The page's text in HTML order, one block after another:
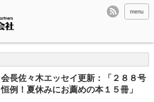
menu
会長佐々木エッセイ更新：「２８８号
恒例！夏休みにお薦めの本１５冊」